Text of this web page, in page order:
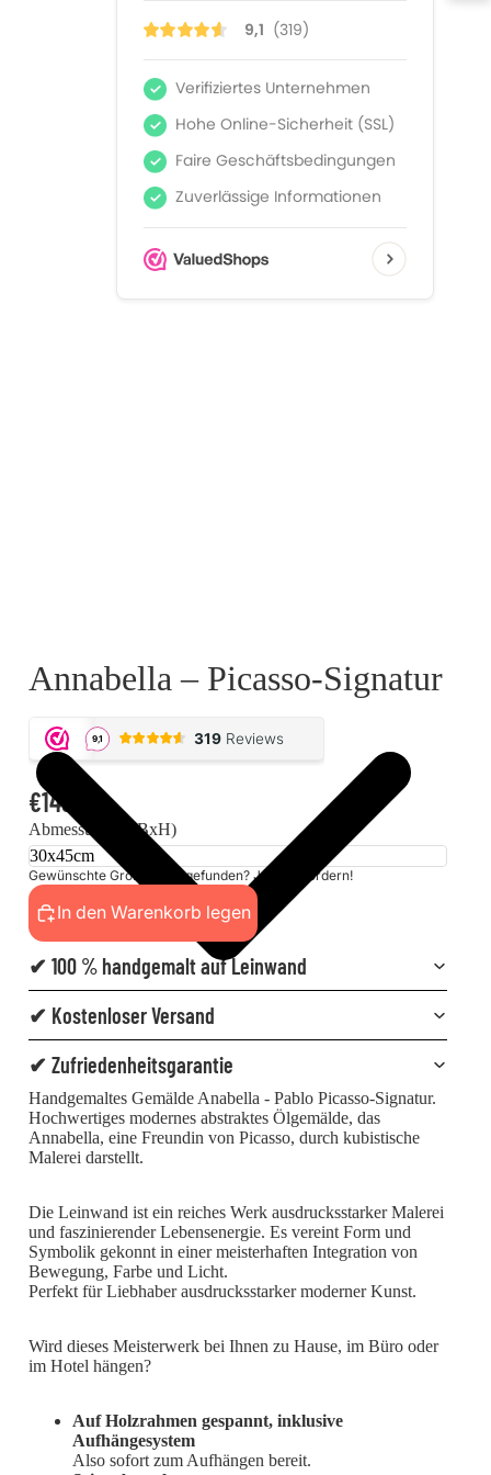
Annabella – Picasso-Signatur
€149,00
Abmessungen (BxH)
Gewünschte Größe nicht gefunden? Jetzt anfordern!
In den Warenkorb legen
✔ 100 % handgemalt auf Leinwand
✔ Kostenloser Versand
✔ Zufriedenheitsgarantie
Handgemaltes Gemälde Anabella - Pablo Picasso-Signatur.
Hochwertiges modernes abstraktes Ölgemälde, das
Annabella, eine Freundin von Picasso, durch kubistische
Malerei darstellt.
Die Leinwand ist ein reiches Werk ausdrucksstarker Malerei
und faszinierender Lebensenergie. Es vereint Form und
Symbolik gekonnt in einer meisterhaften Integration von
Bewegung, Farbe und Licht.
Perfekt für Liebhaber ausdrucksstarker moderner Kunst.
Wird dieses Meisterwerk bei Ihnen zu Hause, im Büro oder
im Hotel hängen?
Auf Holzrahmen gespannt, inklusive
Aufhängesystem
Also sofort zum Aufhängen bereit.